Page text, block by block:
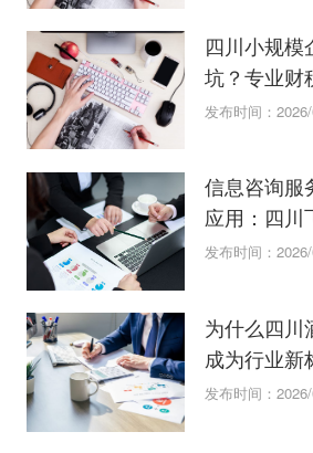
四川小规模
坑？专业财
发布时间：
信息咨询服
应用：四川
理方法
发布时间：
为什么四川
成为行业新
发布时间：